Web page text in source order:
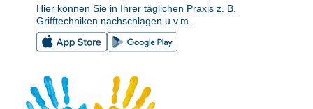
Hier können Sie in Ihrer täglichen Praxis z. B.
Grifftechniken nachschlagen u.v.m.